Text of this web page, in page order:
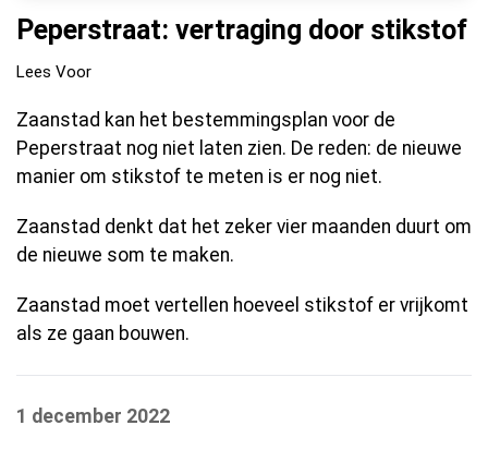
Peperstraat: vertraging door stikstof
Lees Voor
Zaanstad kan het bestemmingsplan voor de
Peperstraat nog niet laten zien. De reden: de nieuwe
manier om stikstof te meten is er nog niet.
Zaanstad denkt dat het zeker vier maanden duurt om
de nieuwe som te maken.
Zaanstad moet vertellen hoeveel stikstof er vrijkomt
als ze gaan bouwen.
1 december 2022